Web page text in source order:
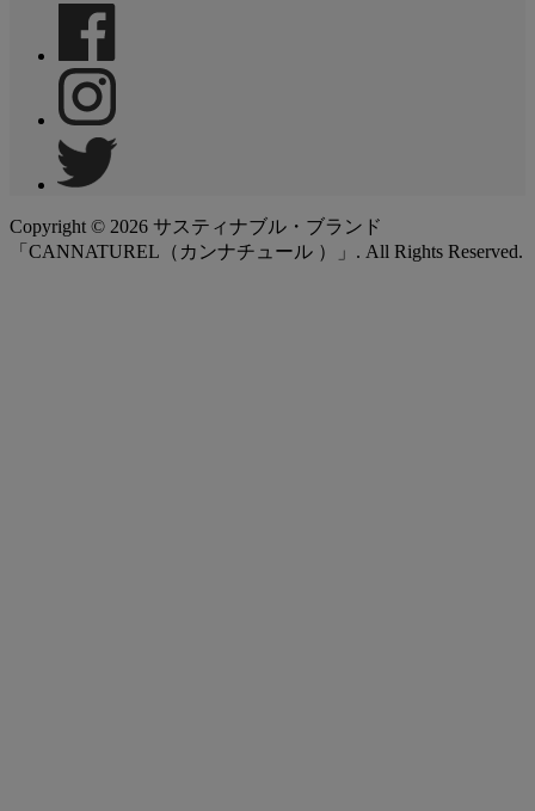
Copyright © 2026 サスティナブル・ブランド
「CANNATUREL（カンナチュール ）」. All Rights Reserved.